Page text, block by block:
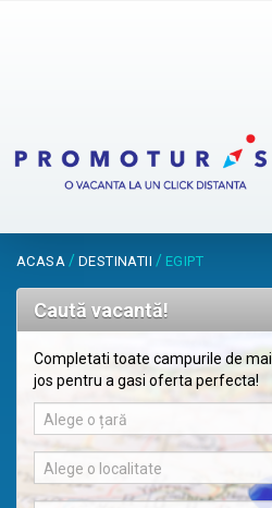
ACASA / DESTINATII / EGIPT
Caută vacantă!
Completati toate campurile de mai
jos pentru a gasi oferta perfecta!
Alege o țară
Alege o localitate